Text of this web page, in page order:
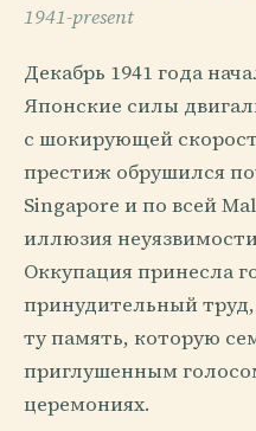
1941-present
Декабрь 1941 года
Японские силы
с шокирующей
престиж обрушился
Singapore и по всей
иллюзия
Оккупация принесла
принудительный
ту память, которую
приглушенным
церемониях.